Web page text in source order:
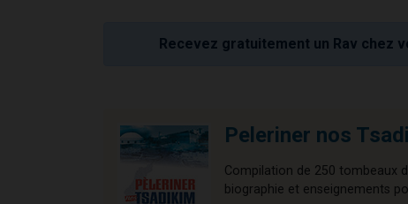
Recevez gratuitement un Rav chez
Peleriner nos
Compilation de 250 tombeaux
biographie et enseignements